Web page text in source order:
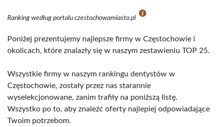
Ranking według portalu czestochowamiasto.pl
Poniżej prezentujemy najlepsze firmy w Częstochowie i
okolicach, które znalazły się w naszym zestawieniu TOP 25.
Wszystkie firmy w naszym rankingu dentystów w
Częstochowie, zostały przez nas starannie
wyselekcjonowane, zanim trafiły na poniższą listę.
Wszystko po to, aby znaleźć oferty najlepiej odpowiadające
Twoim potrzebom.